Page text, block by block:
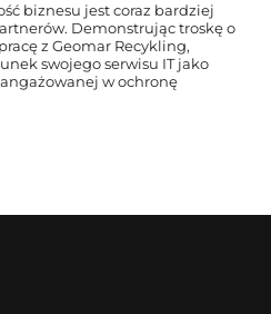
biznesu jest coraz bardziej
Demonstrując troskę o
z Geomar Recykling,
swojego serwisu IT jako
w ochronę